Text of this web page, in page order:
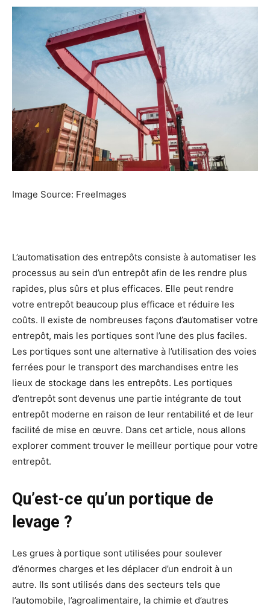
Image Source: FreeImages
L’automatisation des entrepôts consiste à automatiser les
processus au sein d’un entrepôt afin de les rendre plus
rapides, plus sûrs et plus efficaces. Elle peut rendre
votre entrepôt beaucoup plus efficace et réduire les
coûts. Il existe de nombreuses façons d’automatiser votre
entrepôt, mais les portiques sont l’une des plus faciles.
Les portiques sont une alternative à l’utilisation des voies
ferrées pour le transport des marchandises entre les
lieux de stockage dans les entrepôts. Les portiques
d’entrepôt sont devenus une partie intégrante de tout
entrepôt moderne en raison de leur rentabilité et de leur
facilité de mise en œuvre. Dans cet article, nous allons
explorer comment trouver le meilleur portique pour votre
entrepôt.
Qu’est-ce qu’un portique de
levage ?
Les grues à portique sont utilisées pour soulever
d’énormes charges et les déplacer d’un endroit à un
autre. Ils sont utilisés dans des secteurs tels que
l’automobile, l’agroalimentaire, la chimie et d’autres